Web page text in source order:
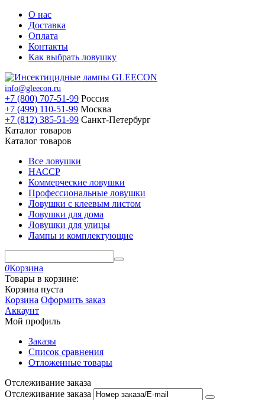
О нас
Доставка
Оплата
Контакты
Как выбрать ловушку
info@gleecon.ru
+7 (800) 707-51-99 Россия
+7 (499) 110-51-99 Москва
+7 (812) 385-51-99 Санкт-Петербург
Каталог товаров
Каталог товаров
Все ловушки
НАССР
Коммерческие ловушки
Профессиональные ловушки
Ловушки с клеевым листом
Ловушки для дома
Ловушки для улицы
Лампы и комплектующие
0Корзина
Товары в корзине:
Корзина пуста
Корзина Оформить заказ
Аккаунт
Мой профиль
Заказы
Список сравнения
Отложенные товары
Отслеживание заказа
Отслеживание заказа